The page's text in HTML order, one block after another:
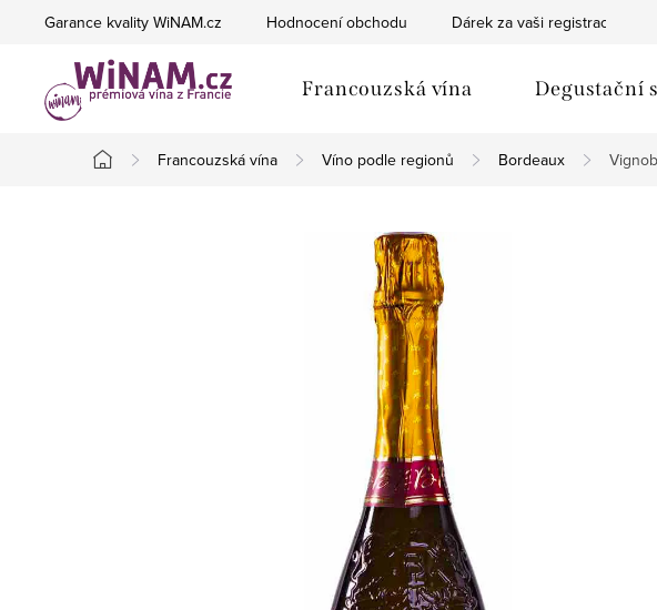
Garance kvality WiNAM.cz Hodnocení obchodu Dárek za vaši registraci
Francouzská vína Degustační
Domů
Francouzská vína Víno podle regionů Bordeaux